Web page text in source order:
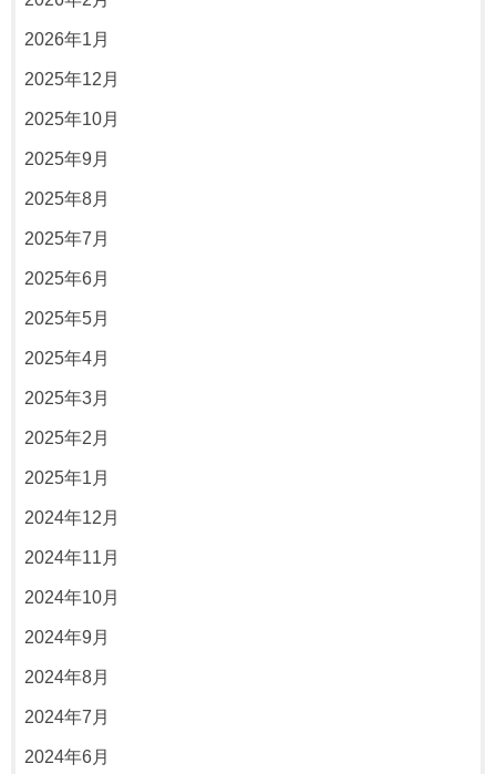
2026年1月
2025年12月
2025年10月
2025年9月
2025年8月
2025年7月
2025年6月
2025年5月
2025年4月
2025年3月
2025年2月
2025年1月
2024年12月
2024年11月
2024年10月
2024年9月
2024年8月
2024年7月
2024年6月